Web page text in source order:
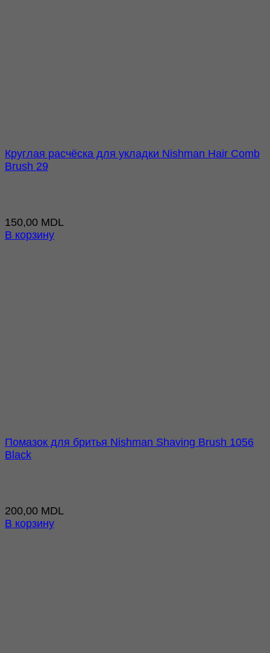
Круглая расчёска для укладки Nishman Hair Comb
Brush 29
150,00 MDL
В корзину
Помазок для бритья Nishman Shaving Brush 1056
Black
200,00 MDL
В корзину